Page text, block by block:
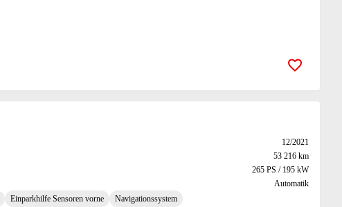
Zur
12/2021
53 216 km
265 PS / 195 kW
Automatik
Einparkhilfe Sensoren vorne
Navigationssystem